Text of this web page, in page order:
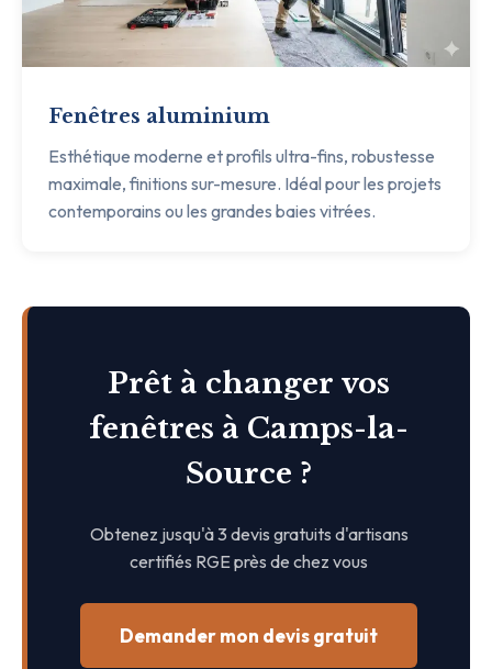
Fenêtres aluminium
Esthétique moderne et profils ultra-fins, robustesse
maximale, finitions sur-mesure. Idéal pour les projets
contemporains ou les grandes baies vitrées.
Prêt à changer vos
fenêtres à Camps-la-
Source ?
Obtenez jusqu'à 3 devis gratuits d'artisans
certifiés RGE près de chez vous
Demander mon devis gratuit